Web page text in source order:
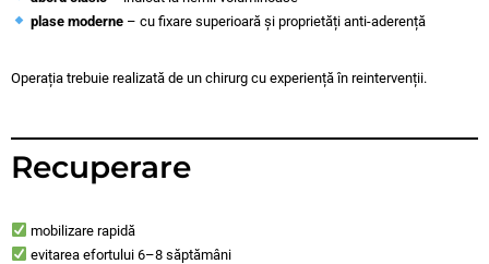
plase moderne– cu fixare superioară și proprietăți anti-aderență
Operația trebuie realizată de un chirurg cu experiență în reintervenții.
Recuperare
mobilizare rapidă
evitarea efortului 6–8 săptămâni